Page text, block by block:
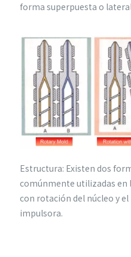
forma superpuesta o
Estructura: Existen dos
comúnmente utilizadas en
con rotación del núcleo y
impulsora.